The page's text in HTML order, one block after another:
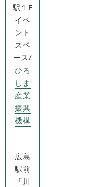
駅１F
イベ
ント
スペ
ース/
ひろ
しま
産業
振興
機構
広島
駅前
「川